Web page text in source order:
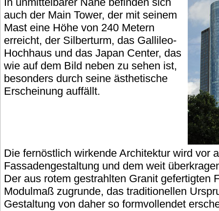
auch der Main Tower, der mit seinem
Mast eine Höhe von 240 Metern
erreicht, der Silberturm, das Gallileo-
Hochhaus und das Japan Center, das
wie auf dem Bild neben zu sehen ist,
besonders durch seine ästhetische
Erscheinung auffällt.
Die fernöstlich wirkende Architektur wird vor
Fassadengestaltung und dem weit
Der aus rotem gestrahlten Granit gefertigten
Modulmaß zugrunde, das traditionellen
Gestaltung von daher so formvollendet